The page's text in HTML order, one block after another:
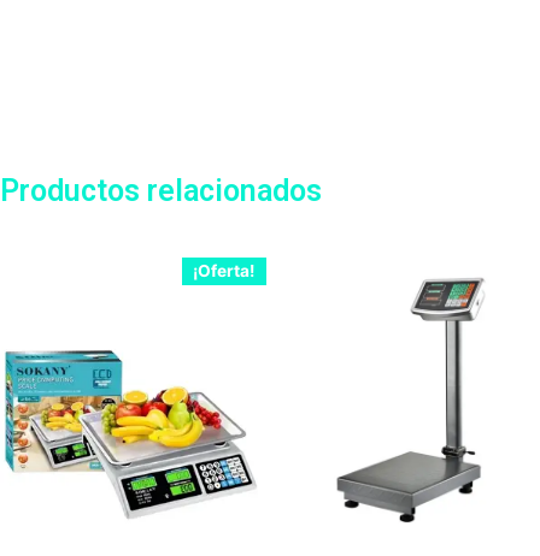
Productos relacionados
¡Oferta!